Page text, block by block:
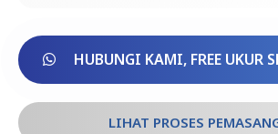
HUBUNGI KAMI, FREE UKUR
LIHAT PROSES